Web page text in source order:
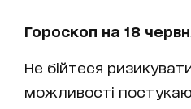
Гороскоп на 18
Не бійтеся
можливості